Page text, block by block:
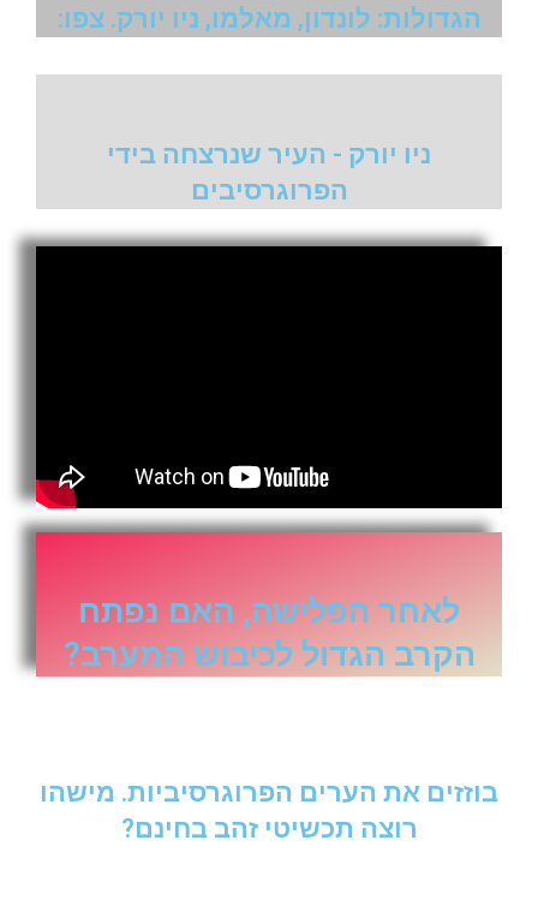
הגדולות: לונדון, מאלמו, ניו יורק. צפו:
ניו יורק - העיר שנרצחה בידי
הפרוגרסיבים
לאחר הפלישה, האם נפתח
הקרב הגדול לכיבוש המערב?
בוזזים את הערים הפרוגרסיביות. מישהו
רוצה תכשיטי זהב בחינם?